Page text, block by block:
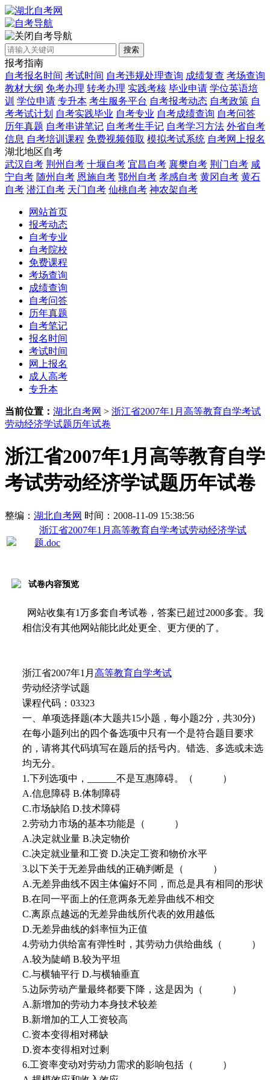
自考导航
搜索
报考指南
自考报名时间 考试时间 自考违规处理查询 成绩复查 考场查询
教材大纲 免考办理 转考办理 实践考核 毕业申请 学位英语培
训 学位申请 专升本 考生服务平台 自考报考动态 自考政策 自
考考试计划 自考实践毕业 自考专业 自考成绩查询 自考问答
历年真题 自考串讲笔记 自考考生手记 自考学习方法 外省自考
信息 自考培训课程 免费视频领取 模拟考试系统 自考网上报名
湖北地区自考
武汉自考 荆州自考 十堰自考 宜昌自考 襄樊自考 荆门自考 咸
宁自考 随州自考 恩施自考 鄂州自考 孝感自考 黄冈自考 黄石
自考 潜江自考 天门自考 仙桃自考 神农架自考
网站首页
报考动态
自考专业
自考院校
免费课程
考场查询
成绩查询
自考问答
历年真题
自考笔记
报名时间
考试时间
网上报名
成人高考
专升本
当前位置： 湖北自考网 > 浙江省2007年1月高等教育自学考试
劳动经济学试题历年试卷
浙江省2007年1月高等教育自学
考试劳动经济学试题历年试卷
整编： 湖北自考网 时间：2008-11-09 15:38:56
浙江省2007年1月高等教育自学考试劳动经济学试
题.doc
试卷内容预览
网站收集有1万多套自考试卷，答案已超过2000多套。我
相信没有其他网站能比此处更全、更方便的了。
浙江省2007年1月 高等教育自学考试
劳动经济学试题
课程代码：03323
一、单项选择题(本大题共15小题，每小题2分，共30分)
在每小题列出的四个备选项中只有一个是符合题目要求
的，请将其代码填写在题后的括号内。错选、多选或未选
均无分。
1.下列选项中，______不是互惠障碍。（ ）
A.信息障碍 B.体制障碍
C.市场缺陷 D.技术障碍
2.劳动力市场的基本功能是（ ）
A.决定就业量 B.决定物价
C.决定就业量和工资 D.决定工资和物价水平
3.以下关于无差异曲线的正确判断是（ ）
A.无差异曲线不因主体偏好不同，而总是具有相同的形状
B.在同一平面上的任意两条无差异曲线不相交
C.离原点越远的无差异曲线所代表的效用越低
D.无差异曲线的斜率恒为正值
4.劳动力供给富有弹性时，其劳动力供给曲线（ ）
A.较为陡峭 B.较为平坦
C.与横轴平行 D.与横轴垂直
5.边际劳动产量最终都要下降，这是因为（ ）
A.新增加的劳动力本身技术较差
B.新增加的工人工资较高
C.资本变得相对稀缺
D.资本变得相对过剩
6.工资率变动对劳动力需求的影响包括（ ）